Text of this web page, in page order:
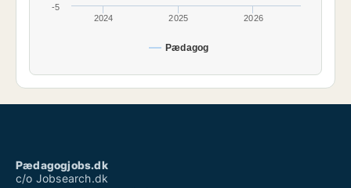
Pædagog
2024 2025 2026
-5
Pædagogjobs.dk
c/o Jobsearch.dk